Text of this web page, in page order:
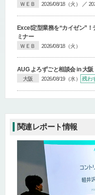
ＷＥＢ 2026/08/18（火） ／
Excel定型業務を“カイゼン”
ミナー
ＷＥＢ 2026/08/18（火）
AUG よろずごと相談会 in 大阪
大阪 2026/08/19（水） 残わ
関連レポート情報